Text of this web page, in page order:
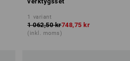
1 variant
1 062,50 kr748,75 kr
(inkl. moms)